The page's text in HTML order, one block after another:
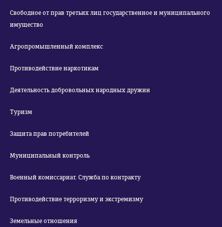
Свободное от прав третьих лиц государственное и муниципального
имущество
Агропромышленный комплекс
Противодействие наркотикам
Деятельность добровольных народных дружин
Туризм
Защита прав потребителей
Муниципальный контроль
Военный комиссариат. Служба по контракту
Противодействие терроризму и экстремизму
Земельные отношения